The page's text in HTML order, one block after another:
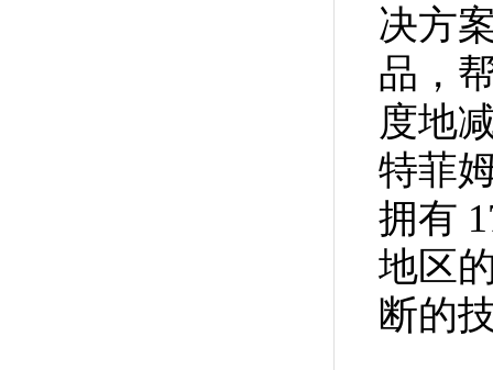
决方
品，
度地
特菲
拥有
地区
断的